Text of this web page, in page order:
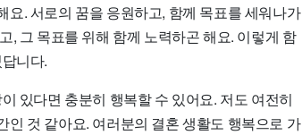
. 서로의 꿈을 응원하고, 함께 목표를 세워나가
, 그 목표를 위해 함께 노력하곤 해요. 이렇게 함
니다.
있다면 충분히 행복할 수 있어요. 저도 여전히
것 같아요. 여러분의 결혼 생활도 행복으로 가